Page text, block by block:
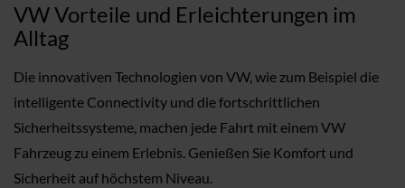
VW Vorteile und Erleichterungen im
Alltag
Die innovativen Technologien von VW, wie zum Beispiel die
intelligente Connectivity und die fortschrittlichen
Sicherheitssysteme, machen jede Fahrt mit einem VW
Fahrzeug zu einem Erlebnis. Genießen Sie Komfort und
Sicherheit auf höchstem Niveau.